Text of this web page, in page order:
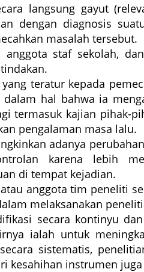
langsung gayut
dengan diagnosis
masalah tersebut.
staf sekolah,
teratur kepada
hal bahwa ia
termasuk kajian pihak-
pengalaman masa lalu.
adanya
karena lebih
di tempat kejadian.
anggota tim peneliti
melaksanakan
secara kontinyu
ialah untuk
sistematis,
kesahihan instrumen